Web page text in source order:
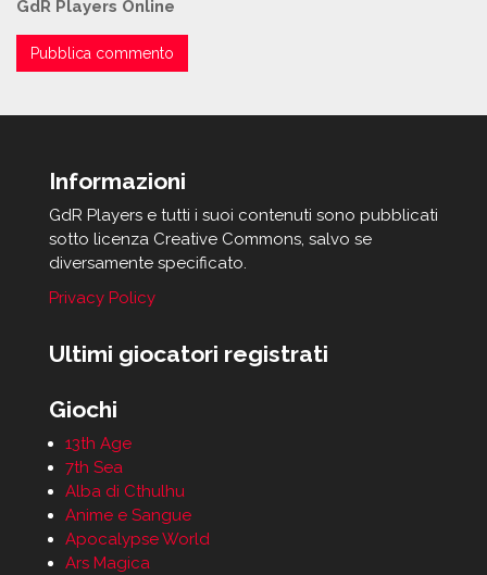
GdR Players Online
Informazioni
GdR Players e tutti i suoi contenuti sono pubblicati
sotto licenza Creative Commons, salvo se
diversamente specificato.
Privacy Policy
Ultimi giocatori registrati
Giochi
13th Age
7th Sea
Alba di Cthulhu
Anime e Sangue
Apocalypse World
Ars Magica